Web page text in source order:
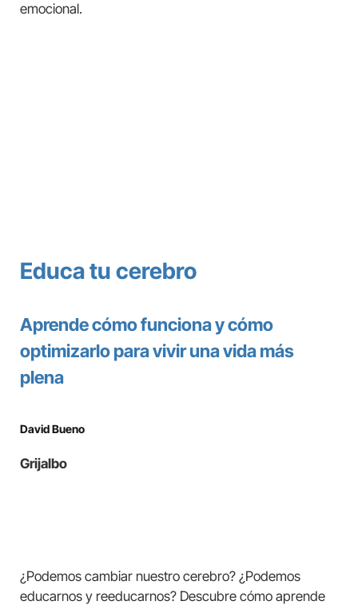
emocional.
Educa tu cerebro
Aprende cómo funciona y cómo
optimizarlo para vivir una vida más
plena
David Bueno
Grijalbo
¿Podemos cambiar nuestro cerebro? ¿Podemos
educarnos y reeducarnos? Descubre cómo aprende